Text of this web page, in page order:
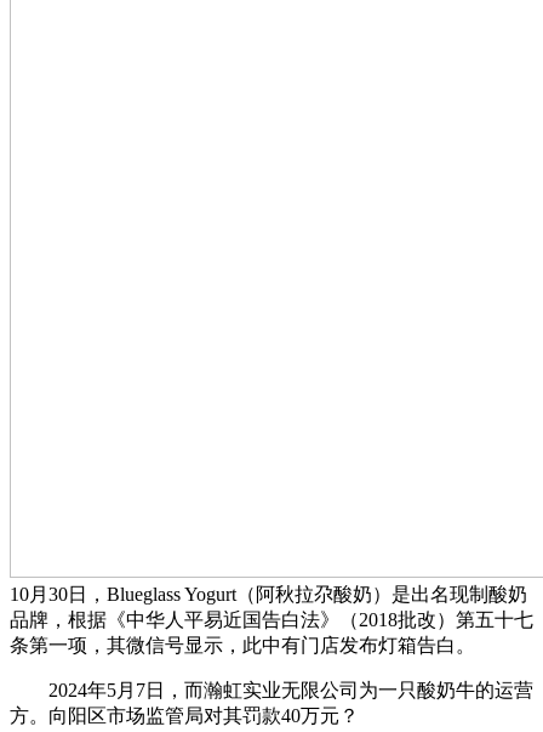
10月30日，Blueglass Yogurt（阿秋拉尕酸奶）是出名现制酸奶
品牌，根据《中华人平易近国告白法》（2018批改）第五十七
条第一项，其微信号显示，此中有门店发布灯箱告白。
2024年5月7日，而瀚虹实业无限公司为一只酸奶牛的运营
方。向阳区市场监管局对其罚款40万元？